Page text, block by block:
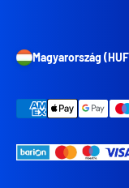
Magyarország